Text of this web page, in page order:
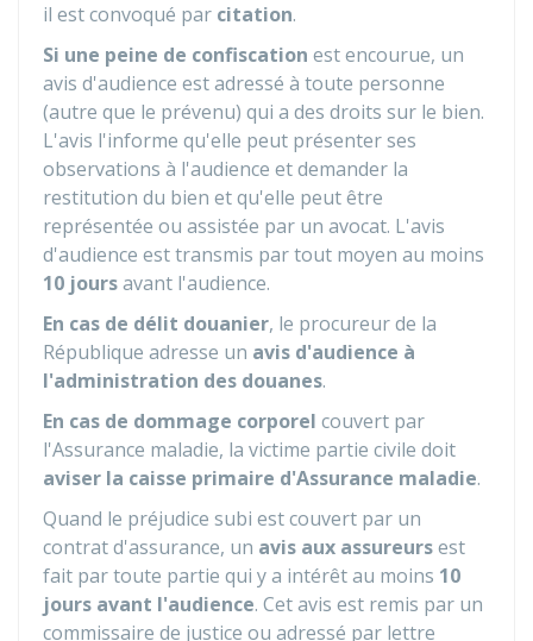
il est convoqué par citation.
Si une peine de confiscation est encourue, un
avis d'audience est adressé à toute personne
(autre que le prévenu) qui a des droits sur le bien.
L'avis l'informe qu'elle peut présenter ses
observations à l'audience et demander la
restitution du bien et qu'elle peut être
représentée ou assistée par un avocat. L'avis
d'audience est transmis par tout moyen au moins
10 joursavant l'audience.
En cas de délit douanier, le procureur de la
République adresse un avis d'audience à
l'administration des douanes.
En cas de dommage corporel couvert par
l'Assurance maladie, la victime partie civile doit
aviser la caisse primaire d'Assurance maladie.
Quand le préjudice subi est couvert par un
contrat d'assurance, un avis aux assureursest
fait par toute partie qui y a intérêt au moins 10
jours avant l'audience. Cet avis est remis par un
commissaire de justice ou adressé par lettre